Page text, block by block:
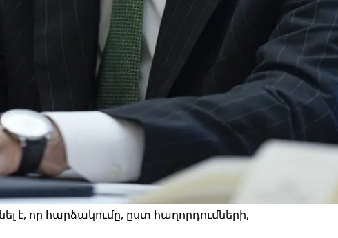
է, որ հարձակումը, ըստ հաղորդումների,